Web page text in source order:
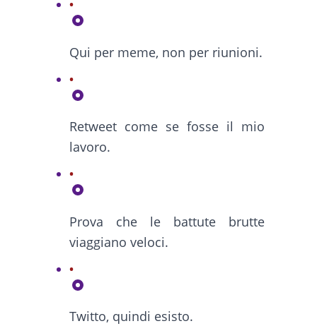
Qui per meme, non per riunioni.
Retweet come se fosse il mio
lavoro.
Prova che le battute brutte
viaggiano veloci.
Twitto, quindi esisto.